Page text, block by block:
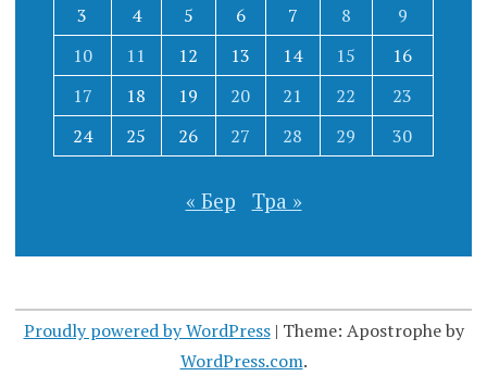
3
4 5 6 7 8
9
10
11 12 13 14 15
16
17
18 19 20 21 22
23
24
25 26 27 28 29 30
« Бер Тра »
Proudly powered by WordPress | Theme: Apostrophe by
WordPress.com.